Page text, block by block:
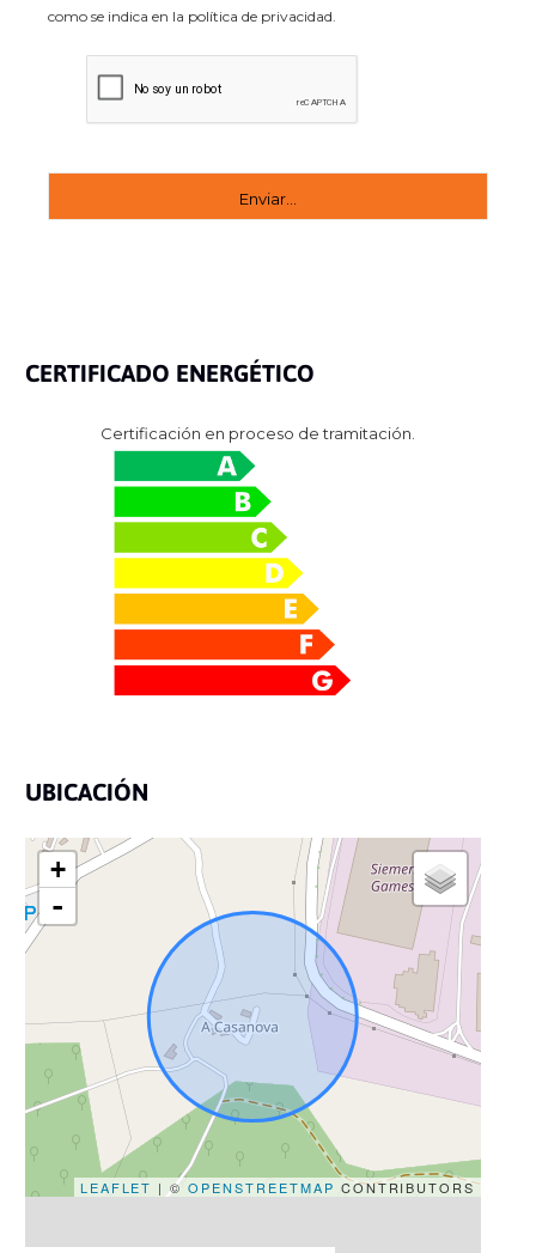
como se indica en la política de privacidad.
CERTIFICADO ENERGÉTICO
Certificación en proceso de tramitación.
UBICACIÓN
+
-
LEAFLET | ©OPENSTREETMAP CONTRIBUTORS